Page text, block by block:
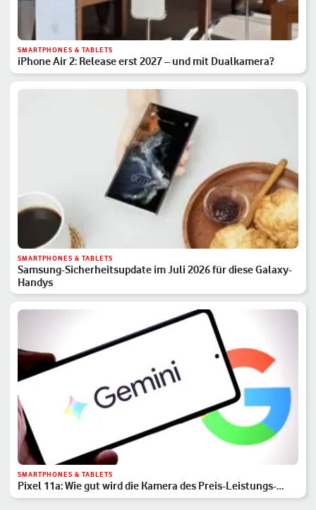
SMARTPHONES & TABLETS
iPhone Air 2: Release erst 2027 – und mit Dualkamera?
SMARTPHONES & TABLETS
Samsung-Sicherheitsupdate im Juli 2026 für diese Galaxy-
Handys
SMARTPHONES & TABLETS
Pixel 11a: Wie gut wird die Kamera des Preis-Leistungs-
Hits?